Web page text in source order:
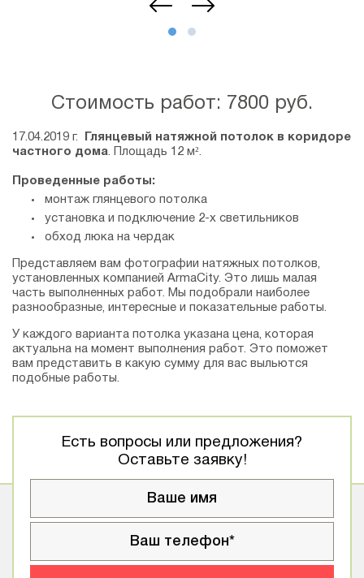
Стоимость работ: 7800 руб.
17.04.2019 г. Глянцевый натяжной потолок в коридоре
частного дома. Площадь 12 м².
Проведенные работы:
монтаж глянцевого потолка
установка и подключение 2-х светильников
обход люка на чердак
Представляем вам фотографии натяжных потолков,
установленных компанией АrmaCity. Это лишь малая
часть выполненных работ. Мы подобрали наиболее
разнообразные, интересные и показательные работы.
У каждого варианта потолка указана цена, которая
актуальна на момент выполнения работ. Это поможет
вам представить в какую сумму для вас выльются
подобные работы.
Есть вопросы или предложения?
Оставьте заявку!